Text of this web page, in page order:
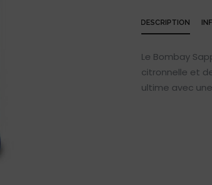
DESCRIPTION
Le Bombay
citronnelle et
ultime avec